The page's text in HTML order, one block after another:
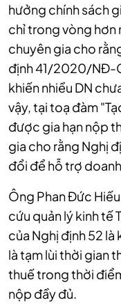
hưởng chính sách
chỉ trong vòng hơn
chuyên gia cho
định 41/2020/NĐ-
khiến nhiều DN
vậy, tại toạ đàm
được gia hạn nộp
gia cho rằng Nghị
đổi để hỗ trợ
Ông Phan Đức
cứu quản lý kinh tế
của Nghị định 52
là tạm lùi thời gian
thuế trong thời
nộp đầy đủ.